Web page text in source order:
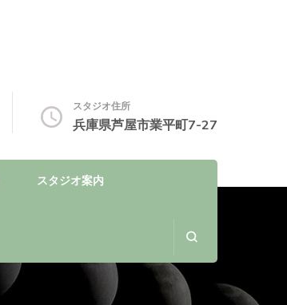
スタジオ住所
兵庫県芦屋市業平町7-27
スタジオ案内